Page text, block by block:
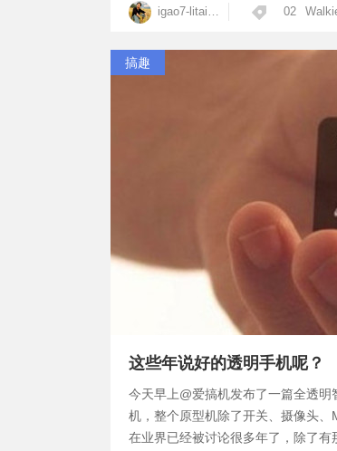
igao7-litaixian 02
搞趣
这些年说好的透明手机呢？
今天早上@爱搞机发布了一篇全透
机，整个原型机除了开关、摄像头
在业界已经被讨论很多年了，除了有